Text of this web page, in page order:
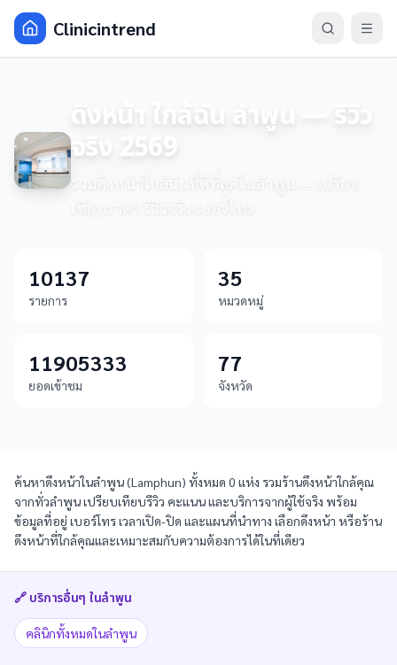
Clinicintrend
ดึงหน้า ใกล้ฉัน ลำพูน — รีวิว
จริง 2569
รวมดึงหน้าใกล้ฉันที่ดีที่สุดในลำพูน — เปรียบ
เทียบราคา รีวิวจริง เบอร์โทร
10137
รายการ
35
หมวดหมู่
11905333
ยอดเข้าชม
77
จังหวัด
ค้นหาดึงหน้าในลำพูน (Lamphun) ทั้งหมด 0 แห่ง รวมร้านดึงหน้าใกล้คุณ
จากทั่วลำพูน เปรียบเทียบรีวิว คะแนน และบริการจากผู้ใช้จริง พร้อม
ข้อมูลที่อยู่ เบอร์โทร เวลาเปิด-ปิด และแผนที่นำทาง เลือกดึงหน้า หรือร้าน
ดึงหน้าที่ใกล้คุณและเหมาะสมกับความต้องการได้ในที่เดียว
🔗 บริการอื่นๆ ในลำพูน
คลินิกทั้งหมดในลำพูน